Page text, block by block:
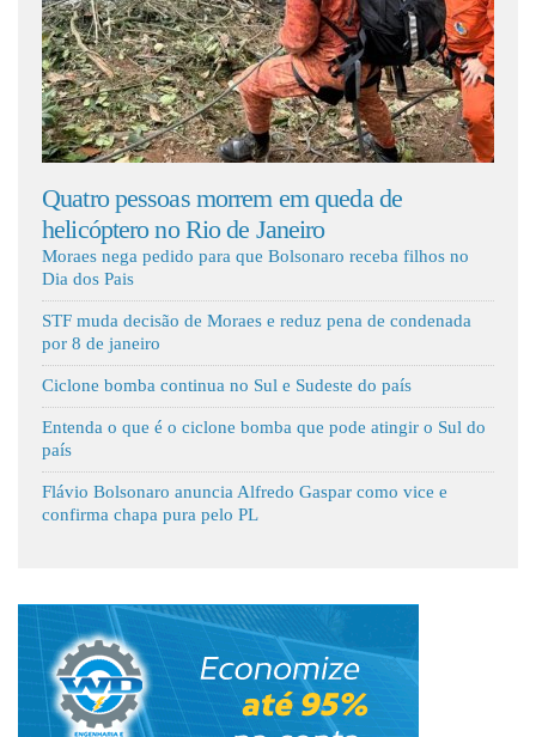
Fale Conosco
Quatro pessoas morrem em queda de
helicóptero no Rio de Janeiro
Moraes nega pedido para que Bolsonaro receba filhos no
Dia dos Pais
STF muda decisão de Moraes e reduz pena de condenada
por 8 de janeiro
Ciclone bomba continua no Sul e Sudeste do país
Entenda o que é o ciclone bomba que pode atingir o Sul do
país
Flávio Bolsonaro anuncia Alfredo Gaspar como vice e
confirma chapa pura pelo PL